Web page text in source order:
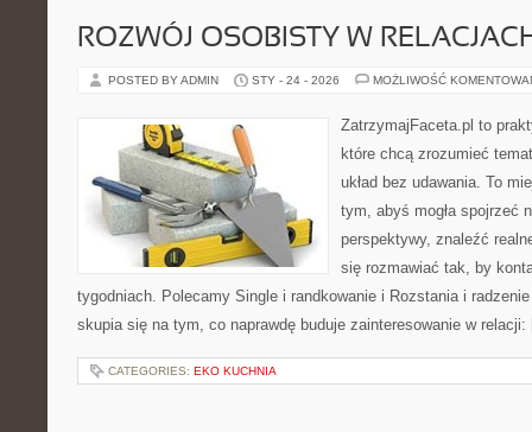
ROZWÓJ OSOBISTY W
POSTED BY ADMIN STY - 24 - 2026 MOŻLIWOŚĆ
ZatrzymajFaceta.pl to
które chcą zrozumieć
układ bez udawania. To
tym, abyś mogła spojrzeć
perspektywy, znaleźć
się rozmawiać tak, by
tygodniach. Polecamy Single i randkowanie i Rozstania i
skupia się na tym, co naprawdę buduje zainteresowanie w
CATEGORIES: EKO KUCHNIA